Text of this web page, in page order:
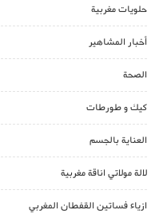
حلويات مغربية
أخبار المشاهير
الصحة
كيك و طورطات
العناية بالجسم
لالة مولاتي اناقة مغربية
ازياء فساتين القفطان المغربي